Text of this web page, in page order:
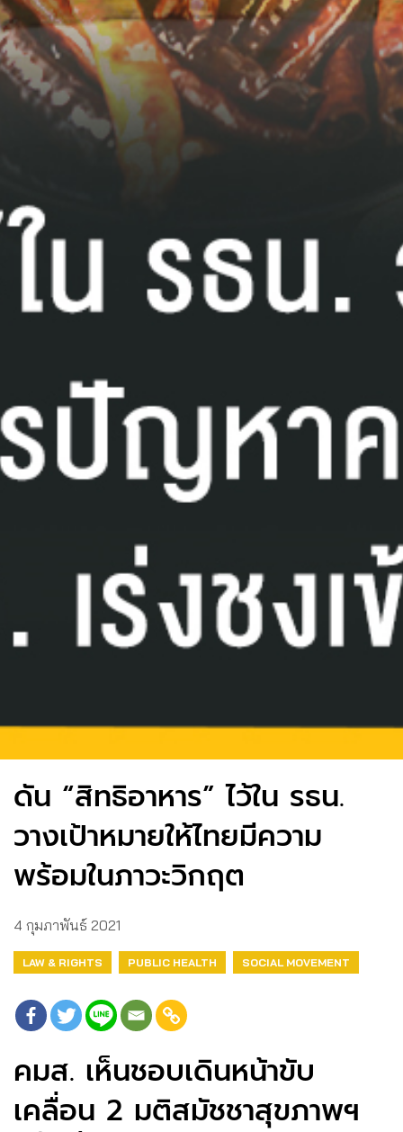
ดัน “สิทธิอาหาร” ไว้ใน รธน.
วางเป้าหมายให้ไทยมีความ
พร้อมในภาวะวิกฤต
4 กุมภาพันธ์ 2021
LAW & RIGHTS PUBLIC HEALTH SOCIAL MOVEMENT
คมส. เห็นชอบเดินหน้าขับ
เคลื่อน 2 มติสมัชชาสุขภาพฯ